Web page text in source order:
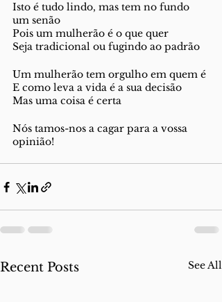
Isto é tudo lindo, mas tem no fundo
um senão
Pois um mulherão é o que quer
Seja tradicional ou fugindo ao padrão
Um mulherão tem orgulho em quem é
E como leva a vida é a sua decisão
Mas uma coisa é certa
Nós tamos-nos a cagar para a vossa
opinião!
Recent Posts See All